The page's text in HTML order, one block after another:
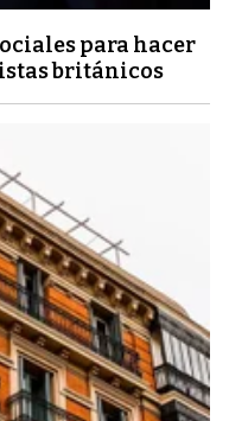
para hacer
británicos